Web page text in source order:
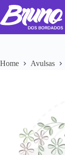
Home Avulsas